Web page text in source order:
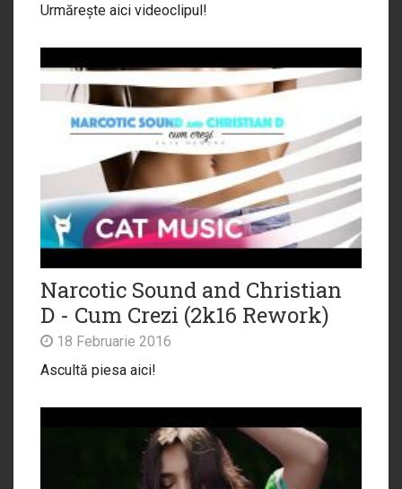
Urmărește aici videoclipul!
Narcotic Sound and Christian
D - Cum Crezi (2k16 Rework)
18 Februarie 2016
Ascultă piesa aici!